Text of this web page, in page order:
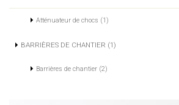
Atténuateur de chocs (1)
BARRIÈRES DE CHANTIER (1)
Barrières de chantier (2)